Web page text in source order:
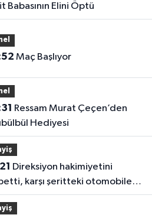
Babasının Elini Öptü
Maç Başlıyor
Hediyesi
karşı şeritteki otomobile